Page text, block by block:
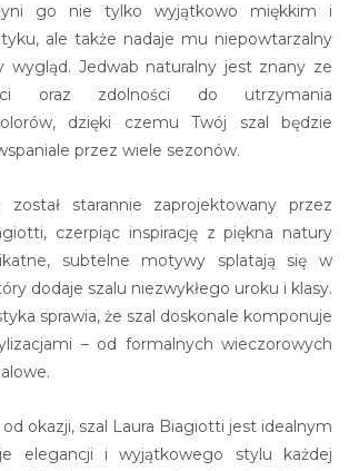
go nie tylko wyjątkowo miękkim i
ale także nadaje mu niepowtarzalny
wygląd. Jedwab naturalny jest znany ze
oraz zdolności do utrzymania
dzięki czemu Twój szal będzie
przez wiele sezonów.
został starannie zaprojektowany przez
czerpiąc inspirację z piękna natury
subtelne motywy splatają się w
dodaje szalu niezwykłego uroku i klasy.
sprawia, że szal doskonale komponuje
– od formalnych wieczorowych
od okazji, szal Laura Biagiotti jest idealnym
elegancji i wyjątkowego stylu każdej